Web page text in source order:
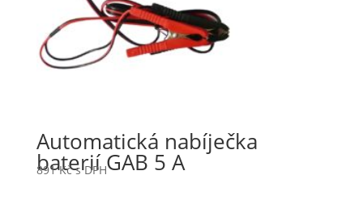
Automatická nabíječka
baterií GAB 5 A
891Kč s DPH